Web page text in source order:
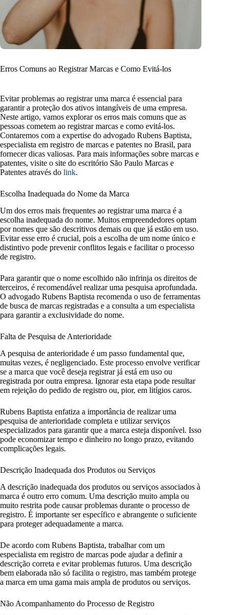
Erros Comuns ao Registrar Marcas e Como Evitá-los
Evitar problemas ao registrar uma marca é essencial para
garantir a proteção dos ativos intangíveis de uma empresa.
Neste artigo, vamos explorar os erros mais comuns que as
pessoas cometem ao registrar marcas e como evitá-los.
Contaremos com a expertise do advogado Rubens Baptista,
especialista em registro de marcas e patentes no Brasil, para
fornecer dicas valiosas. Para mais informações sobre marcas e
patentes, visite o site do escritório São Paulo Marcas e
Patentes através do link.
Escolha Inadequada do Nome da Marca
Um dos erros mais frequentes ao registrar uma marca é a
escolha inadequada do nome. Muitos empreendedores optam
por nomes que são descritivos demais ou que já estão em uso.
Evitar esse erro é crucial, pois a escolha de um nome único e
distintivo pode prevenir conflitos legais e facilitar o processo
de registro.
Para garantir que o nome escolhido não infrinja os direitos de
terceiros, é recomendável realizar uma pesquisa aprofundada.
O advogado Rubens Baptista recomenda o uso de ferramentas
de busca de marcas registradas e a consulta a um especialista
para garantir a exclusividade do nome.
Falta de Pesquisa de Anterioridade
A pesquisa de anterioridade é um passo fundamental que,
muitas vezes, é negligenciado. Este processo envolve verificar
se a marca que você deseja registrar já está em uso ou
registrada por outra empresa. Ignorar esta etapa pode resultar
em rejeição do pedido de registro ou, pior, em litígios caros.
Rubens Baptista enfatiza a importância de realizar uma
pesquisa de anterioridade completa e utilizar serviços
especializados para garantir que a marca esteja disponível. Isso
pode economizar tempo e dinheiro no longo prazo, evitando
complicações legais.
Descrição Inadequada dos Produtos ou Serviços
A descrição inadequada dos produtos ou serviços associados à
marca é outro erro comum. Uma descrição muito ampla ou
muito restrita pode causar problemas durante o processo de
registro. É importante ser específico e abrangente o suficiente
para proteger adequadamente a marca.
De acordo com Rubens Baptista, trabalhar com um
especialista em registro de marcas pode ajudar a definir a
descrição correta e evitar problemas futuros. Uma descrição
bem elaborada não só facilita o registro, mas também protege
a marca em uma gama mais ampla de produtos ou serviços.
Não Acompanhamento do Processo de Registro